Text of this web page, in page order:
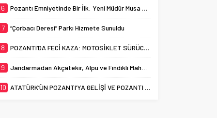
6 Pozantı Emniyetinde Bir İlk: Yeni Müdür Musa Yabacı Basınla Buluştu
7 “Çorbacı Deresi” Parkı Hizmete Sunuldu
8 POZANTI’DA FECİ KAZA: MOTOSİKLET SÜRÜCÜSÜ HAYATINI KAYBETTİ
9 Jandarmadan Akçatekir, Alpu ve Fındıklı Mahallelerinde Dolandırıcılık Uyarısı
10 ATATÜRK’ÜN POZANTI’YA GELİŞİ VE POZANTI KONGRESİ’NİN 106. YILI KUTLANDI